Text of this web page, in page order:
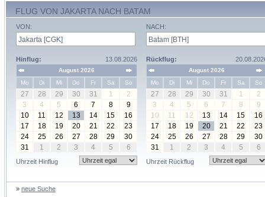
FLUG VON JAKARTA NACH BATAM
VON:
Hinflug: 13.08.2026
August 2026
Mo
Di Mi Do Fr Sa So
27 28 29 30 31 1
2
3
4 5 6 7 8
9
10
11 12 13 14 15
16
17
18 19 20 21 22
23
24
25 26 27 28 29
30
31
1 2 3 4 5 6
Uhrzeit Hinflug
NACH:
Rückflug:
August 2026
Mo
Di Mi Do Fr Sa So
27 28 29 30 31 1
2
3
4 5 6 7 8
9
10
11 12 13 14 15
16
17
18 19 20 21 22
23
24
25 26 27 28 29
30
31
1 2 3 4 5 6
Uhrzeit Rückflug
» neue Suche